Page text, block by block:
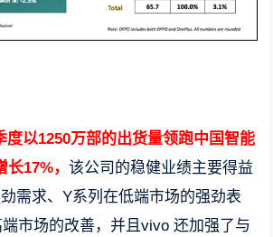
度以1250万部的出货量领跑中国智能
长17%，该公司的稳健业绩主要得益
需求、Y系列在低端市场的强劲表
市场的改善，并且vivo 还加强了与